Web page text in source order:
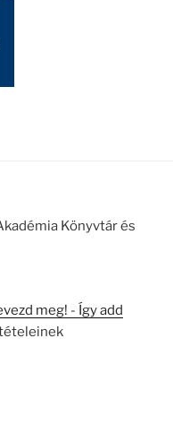
Könyvtár és
meg! - Így add